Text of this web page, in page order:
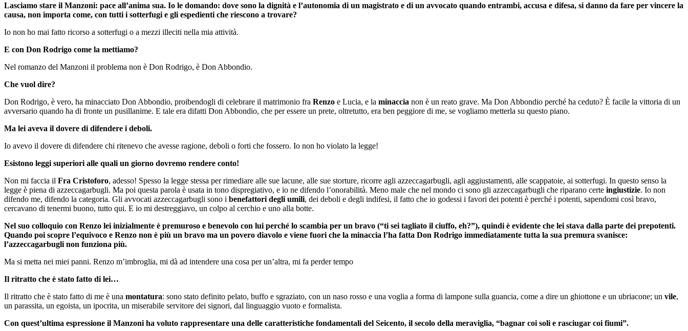
Lasciamo stare il Manzoni: pace all’anima sua. Io le domando: dove sono la dignità e l’autonomia di un magistrato e di un avvocato quando entrambi, accusa e difesa, si danno da fare per vincere la
causa, non importa come, con tutti i sotterfugi e gli espedienti che riescono a trovare?
Io non ho mai fatto ricorso a sotterfugi o a mezzi illeciti nella mia attività.
E con Don Rodrigo come la mettiamo?
Nel romanzo del Manzoni il problema non è Don Rodrigo, è Don Abbondio.
Che vuol dire?
Don Rodrigo, è vero, ha minacciato Don Abbondio, proibendogli di celebrare il matrimonio fra Renzo e Lucia, e la minaccia non è un reato grave. Ma Don Abbondio perché ha ceduto? È facile la vittoria di un
avversario quando ha di fronte un pusillanime. E tale era difatti Don Abbondio, che per essere un prete, oltretutto, era ben peggiore di me, se vogliamo metterla su questo piano.
Ma lei aveva il dovere di difendere i deboli.
Io avevo il dovere di difendere chi ritenevo che avesse ragione, deboli o forti che fossero. Io non ho violato la legge!
Esistono leggi superiori alle quali un giorno dovremo rendere conto!
Non mi faccia il Fra Cristoforo, adesso! Spesso la legge stessa per rimediare alle sue lacune, alle sue storture, ricorre agli azzeccagarbugli, agli aggiustamenti, alle scappatoie, ai sotterfugi. In questo senso la
legge è piena di azzeccagarbugli. Ma poi questa parola è usata in tono dispregiativo, e io ne difendo l’onorabilità. Meno male che nel mondo ci sono gli azzeccagarbugli che riparano certe ingiustizie. Io non
difendo me, difendo la categoria. Gli avvocati azzeccagarbugli sono i benefattori degli umili, dei deboli e degli indifesi, il fatto che io godessi i favori dei potenti è perché i potenti, sapendomi così bravo,
cercavano di tenermi buono, tutto qui. E io mi destreggiavo, un colpo al cerchio e uno alla botte.
Nel suo colloquio con Renzo lei inizialmente è premuroso e benevolo con lui perché lo scambia per un bravo (“ti sei tagliato il ciuffo, eh?”), quindi è evidente che lei stava dalla parte dei prepotenti.
Quando poi scopre l’equivoco e Renzo non è più un bravo ma un povero diavolo e viene fuori che la minaccia l’ha fatta Don Rodrigo immediatamente tutta la sua premura svanisce:
l’azzeccagarbugli non funziona più.
Ma si metta nei miei panni. Renzo m’imbroglia, mi dà ad intendere una cosa per un’altra, mi fa perder tempo
Il ritratto che è stato fatto di lei…
Il ritratto che è stato fatto di me è una montatura: sono stato definito pelato, buffo e sgraziato, con un naso rosso e una voglia a forma di lampone sulla guancia, come a dire un ghiottone e un ubriacone; un vile,
un parassita, un egoista, un ipocrita, un miserabile servitore dei signori, dal linguaggio vuoto e formalista.
Con quest’ultima espressione il Manzoni ha voluto rappresentare una delle caratteristiche fondamentali del Seicento, il secolo della meraviglia, “bagnar coi soli e rasciugar coi fiumi”.